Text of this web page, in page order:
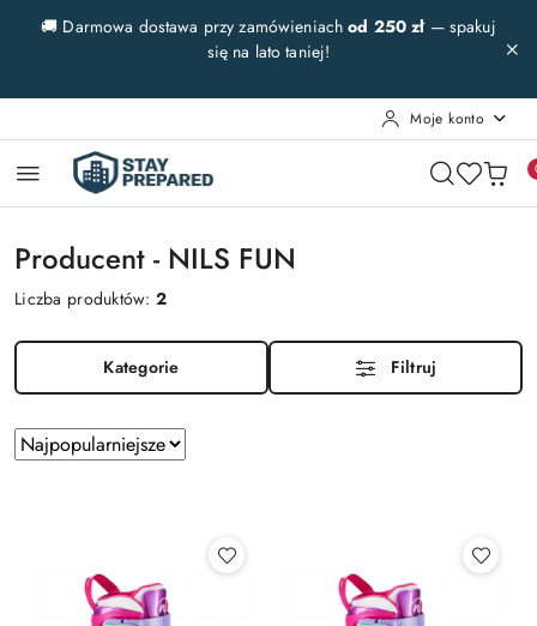
Przejdź do treści głównej
Przejdź do wyszukiwarki
Przejdź do moje konto
Przejdź do menu głównego
Przejdź do stopki
🚚 Darmowa dostawa przy zamówieniachod 250 zł— spakuj
się na lato taniej!
Moje konto
Producent - NILS FUN
Liczba produktów:2
Kategorie Filtruj
Zastosowano
sortowanie:
Sortuj
według